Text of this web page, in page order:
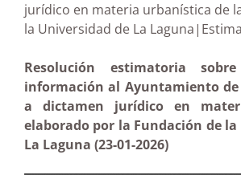
jurídico en materia urbanística de
la Universidad de La
Resolución estimatoria
información al Ayuntamiento
a dictamen jurídico en
elaborado por la Fundación de
La Laguna (23-01-2026)